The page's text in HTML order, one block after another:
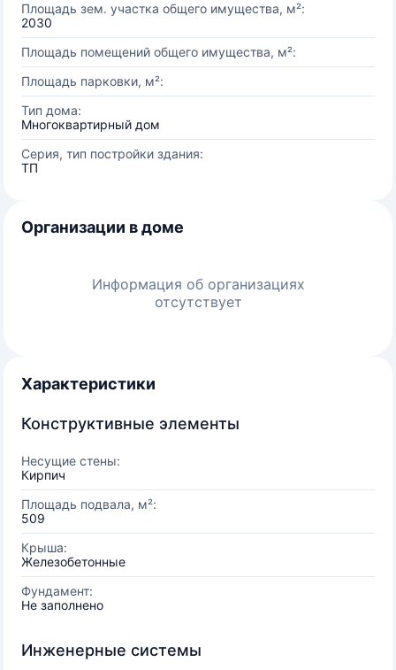
Площадь зем. участка общего имущества, м²:
2030
Площадь помещений общего имущества, м²:
Площадь парковки, м²:
Тип дома:
Многоквартирный дом
Серия, тип постройки здания:
ТП
Организации в доме
Информация об организациях
отсутствует
Характеристики
Конструктивные элементы
Несущие стены:
Кирпич
Площадь подвала, м²:
509
Крыша:
Железобетонные
Фундамент:
Не заполнено
Инженерные системы